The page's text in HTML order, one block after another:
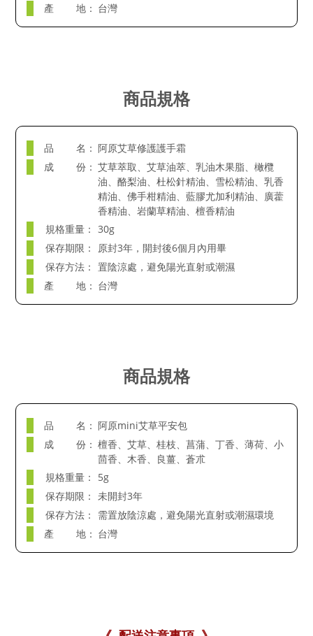
產 地： 台灣
商品規格
品 名： 阿原艾草修護護手霜
成 份： 艾草萃取、艾草油萃、乳油木果脂、橄欖
油、酪梨油、杜松針精油、雪松精油、乳香
精油、佛手柑精油、藍膠尤加利精油、廣藿
香精油、岩蘭草精油、檀香精油
規格重量： 30g
保存期限：
原封3年，開封後6個月內用畢
保存方法： 置陰涼處，避免陽光直射或潮濕
產 地： 台灣
商品規格
品 名： 阿原mini艾草平安包
成 份： 檀香、艾草、桂枝、菖蒲、丁香、薄荷、小
茴香、木香、良薑、蒼朮
規格重量：
5g
保存期限： 未開封3年
保存方法：
需置放陰涼處，避免陽光直射或潮濕環境
產 地： 台灣